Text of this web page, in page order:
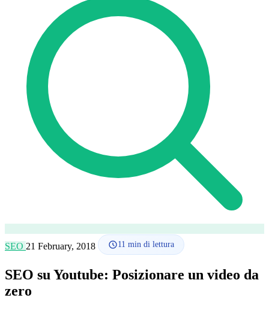
Consulenza SEO Studio Collegamenti Audit SEO
Consulenza SEO
Come funziona
Lingua
🇪🇸 ES
🇬🇧 EN
Accedi
SEO 21 February, 2018 11 min di lettura
SEO su Youtube: Posizionare un video da
zero